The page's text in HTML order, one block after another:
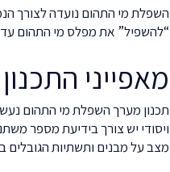
השפלת מי התהום נועדה לצורך
“להשפיל” את מפלס מי התהום
מאפייני התכנון
תכנון מערך השפלת מי התהום
ויסודי יש צורך בידיעת מספר
מצב על מבנים ותשתיות הגובלים